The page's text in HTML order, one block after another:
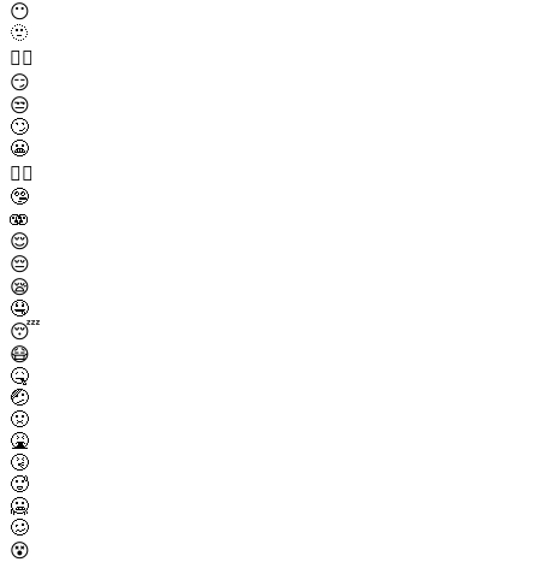
😶
🫥
😶‍🌫️
😏
😒
🙄
😬
😮‍💨
🤥
🫨
😌
😔
😪
🤤
😴
😷
🤒
🤕
🤢
🤮
🤧
🥵
🥶
🥴
😵